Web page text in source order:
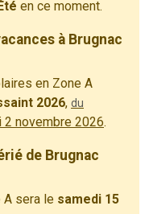
en ce moment.
à Brugnac
en Zone A
2026, du
2 novembre 2026.
de Brugnac
A sera le samedi 15